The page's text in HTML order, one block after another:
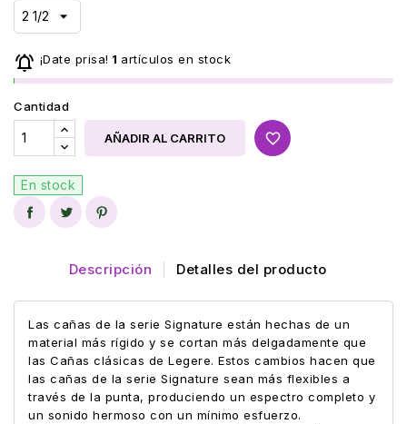
 ¡Date prisa! 1 artículos en stock
Cantidad
AÑADIR AL CARRITO favorite_border
En stock
Descripción Detalles del producto
Las cañas de la serie Signature están hechas de un
material más rígido y se cortan más delgadamente que
las Cañas clásicas de Legere. Estos cambios hacen que
las cañas de la serie Signature sean más flexibles a
través de la punta, produciendo un espectro completo y
un sonido hermoso con un mínimo esfuerzo.